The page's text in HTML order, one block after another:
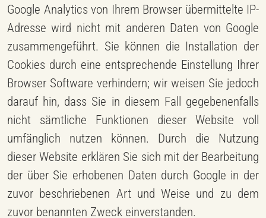
Google Analytics von Ihrem Browser übermittelte IP-
Adresse wird nicht mit anderen Daten von Google
zusammengeführt. Sie können die Installation der
Cookies durch eine entsprechende Einstellung Ihrer
Browser Software verhindern; wir weisen Sie jedoch
darauf hin, dass Sie in diesem Fall gegebenenfalls
nicht sämtliche Funktionen dieser Website voll
umfänglich nutzen können. Durch die Nutzung
dieser Website erklären Sie sich mit der Bearbeitung
der über Sie erhobenen Daten durch Google in der
zuvor beschriebenen Art und Weise und zu dem
zuvor benannten Zweck einverstanden.